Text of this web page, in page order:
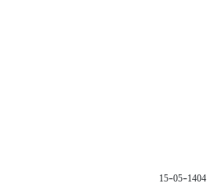
1404-05-15